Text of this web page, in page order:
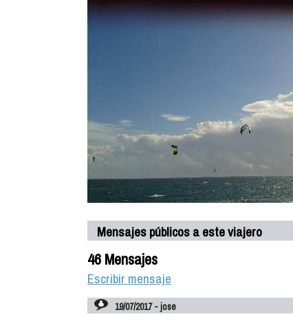
Mensajes públicos a este viajero
46 Mensajes
Escribir mensaje
19/07/2017 - jose